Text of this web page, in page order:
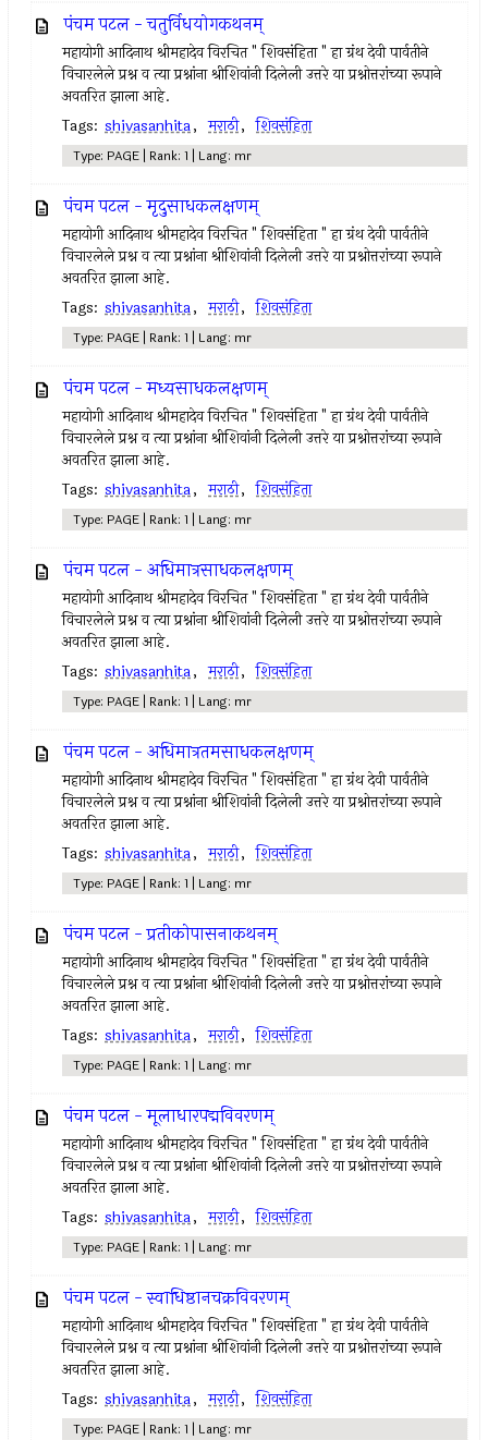
पंचम पटल - चतुर्विधयोगकथनम्
महायोगी आदिनाथ श्रीमहादेव विरचित " शिवसंहिता " हा ग्रंथ देवी पार्वतीने
विचारलेले प्रश्न व त्या प्रश्नांना श्रीशिवांनी दिलेली उत्तरे या प्रश्नोत्तरांच्या रूपाने
अवतरित झाला आहे.
Tags: shivasanhita, मराठी, शिवसंहिता
Type: PAGE | Rank: 1 | Lang: mr
पंचम पटल - मृदुसाधकलक्षणम्
महायोगी आदिनाथ श्रीमहादेव विरचित " शिवसंहिता " हा ग्रंथ देवी पार्वतीने
विचारलेले प्रश्न व त्या प्रश्नांना श्रीशिवांनी दिलेली उत्तरे या प्रश्नोत्तरांच्या रूपाने
अवतरित झाला आहे.
Tags: shivasanhita, मराठी, शिवसंहिता
Type: PAGE | Rank: 1 | Lang: mr
पंचम पटल - मध्यसाधकलक्षणम्
महायोगी आदिनाथ श्रीमहादेव विरचित " शिवसंहिता " हा ग्रंथ देवी पार्वतीने
विचारलेले प्रश्न व त्या प्रश्नांना श्रीशिवांनी दिलेली उत्तरे या प्रश्नोत्तरांच्या रूपाने
अवतरित झाला आहे.
Tags: shivasanhita, मराठी, शिवसंहिता
Type: PAGE | Rank: 1 | Lang: mr
पंचम पटल - अधिमात्रसाधकलक्षणम्
महायोगी आदिनाथ श्रीमहादेव विरचित " शिवसंहिता " हा ग्रंथ देवी पार्वतीने
विचारलेले प्रश्न व त्या प्रश्नांना श्रीशिवांनी दिलेली उत्तरे या प्रश्नोत्तरांच्या रूपाने
अवतरित झाला आहे.
Tags: shivasanhita, मराठी, शिवसंहिता
Type: PAGE | Rank: 1 | Lang: mr
पंचम पटल - अधिमात्रतमसाधकलक्षणम्
महायोगी आदिनाथ श्रीमहादेव विरचित " शिवसंहिता " हा ग्रंथ देवी पार्वतीने
विचारलेले प्रश्न व त्या प्रश्नांना श्रीशिवांनी दिलेली उत्तरे या प्रश्नोत्तरांच्या रूपाने
अवतरित झाला आहे.
Tags: shivasanhita, मराठी, शिवसंहिता
Type: PAGE | Rank: 1 | Lang: mr
पंचम पटल - प्रतीकोपासनाकथनम्
महायोगी आदिनाथ श्रीमहादेव विरचित " शिवसंहिता " हा ग्रंथ देवी पार्वतीने
विचारलेले प्रश्न व त्या प्रश्नांना श्रीशिवांनी दिलेली उत्तरे या प्रश्नोत्तरांच्या रूपाने
अवतरित झाला आहे.
Tags: shivasanhita, मराठी, शिवसंहिता
Type: PAGE | Rank: 1 | Lang: mr
पंचम पटल - मूलाधारपद्मविवरणम्
महायोगी आदिनाथ श्रीमहादेव विरचित " शिवसंहिता " हा ग्रंथ देवी पार्वतीने
विचारलेले प्रश्न व त्या प्रश्नांना श्रीशिवांनी दिलेली उत्तरे या प्रश्नोत्तरांच्या रूपाने
अवतरित झाला आहे.
Tags: shivasanhita, मराठी, शिवसंहिता
Type: PAGE | Rank: 1 | Lang: mr
पंचम पटल - स्वाधिष्ठानचक्रविवरणम्
महायोगी आदिनाथ श्रीमहादेव विरचित " शिवसंहिता " हा ग्रंथ देवी पार्वतीने
विचारलेले प्रश्न व त्या प्रश्नांना श्रीशिवांनी दिलेली उत्तरे या प्रश्नोत्तरांच्या रूपाने
अवतरित झाला आहे.
Tags: shivasanhita, मराठी, शिवसंहिता
Type: PAGE | Rank: 1 | Lang: mr